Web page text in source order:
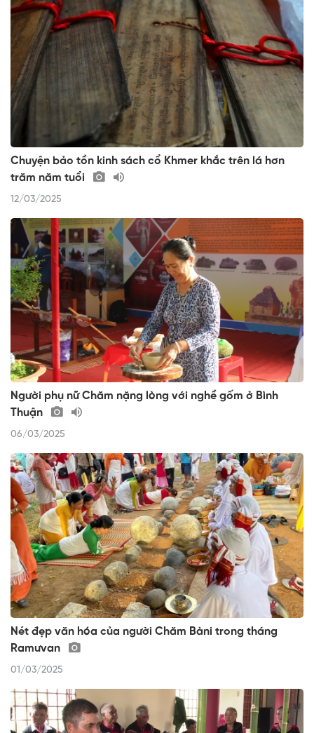
Chuyện bảo tồn kinh sách cổ Khmer khắc trên lá hơn
trăm năm tuổi
12/03/2025
Người phụ nữ Chăm nặng lòng với nghề gốm ở Bình
Thuận
06/03/2025
Nét đẹp văn hóa của người Chăm Bàni trong tháng
Ramưvan
01/03/2025